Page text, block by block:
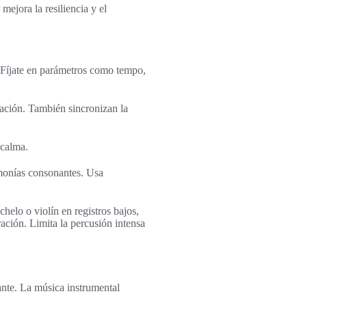
mejora la resiliencia y el
en parámetros como tempo,
También sincronizan la
consonantes. Usa
o violín en registros bajos,
Limita la percusión intensa
La música instrumental